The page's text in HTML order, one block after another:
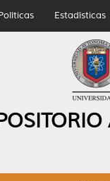
Estadísticas